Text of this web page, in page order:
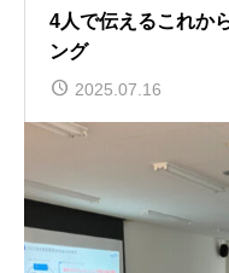
4人で伝えるこれか
ング
2025.07.16